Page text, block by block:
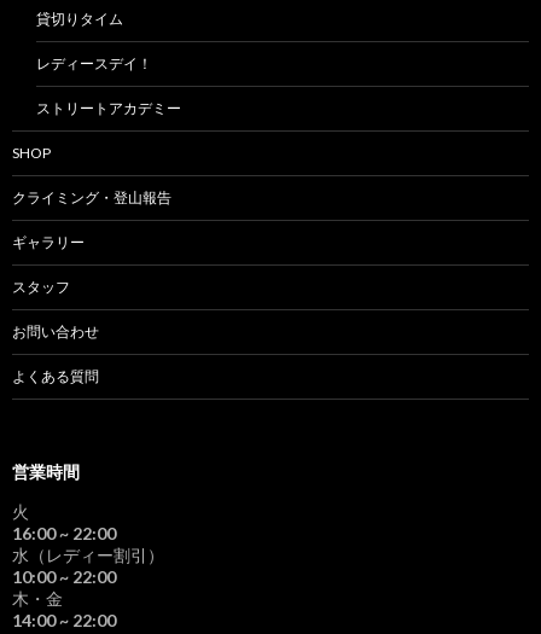
貸切りタイム
レディースデイ！
ストリートアカデミー
SHOP
クライミング・登山報告
ギャラリー
スタッフ
お問い合わせ
よくある質問
営業時間
火
16:00~ 22:00
水（レディー割引）
10:00~ 22:00
木・金
14:00~ 22:00